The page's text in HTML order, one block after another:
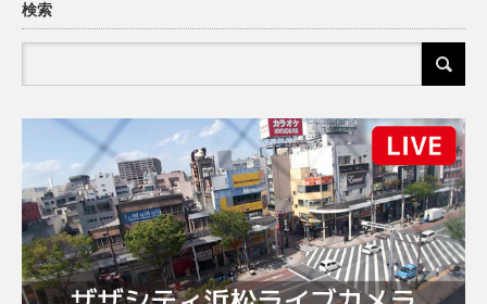
検索